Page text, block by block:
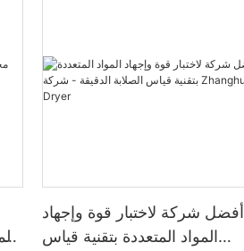
أفضل شركة لاختبار قوة وإجهاد
المواد المتعددة بتقنية قياس